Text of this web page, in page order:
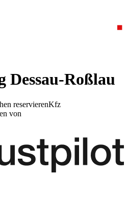
Dessau-Roßlau
reservierenKfz
von